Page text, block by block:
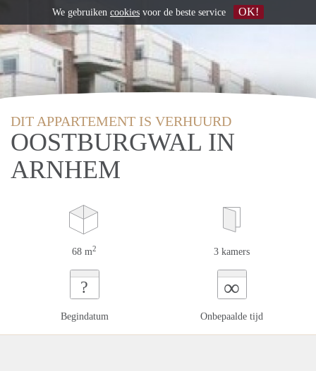
DIT APPARTEMENT IS VERHUURD
OOSTBURGWAL IN
ARNHEM
68 m2 3 kamers
?
Begindatum
∞
Onbepaalde tijd
We gebruiken cookies voor de beste service OK!